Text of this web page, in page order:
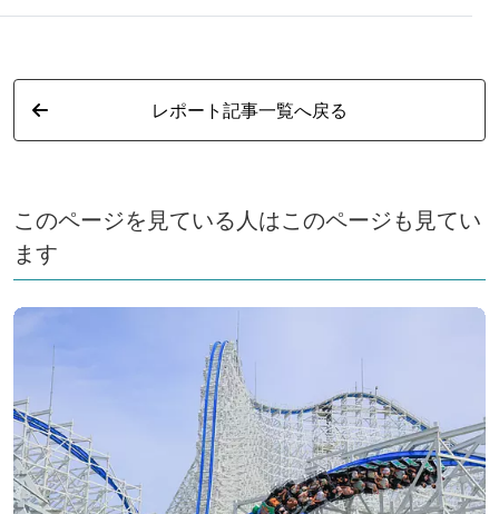
林で作成されており、地域の皆さんの手作り品の展示や
おりますので是非ともお立ち寄り下さい。 最後にもう
ひとつ、とても美味しい松牛入りクッキーも召し上がり
下さい。
レポート記事一覧へ戻る
このページを見ている人はこのページも見てい
ます